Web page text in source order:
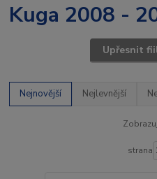
Kuga 2008 -
Upřesnit
Nejnovější Nejlevnější
strana